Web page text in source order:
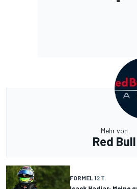
Mehr von
Red Bull
FORMEL 12 T.